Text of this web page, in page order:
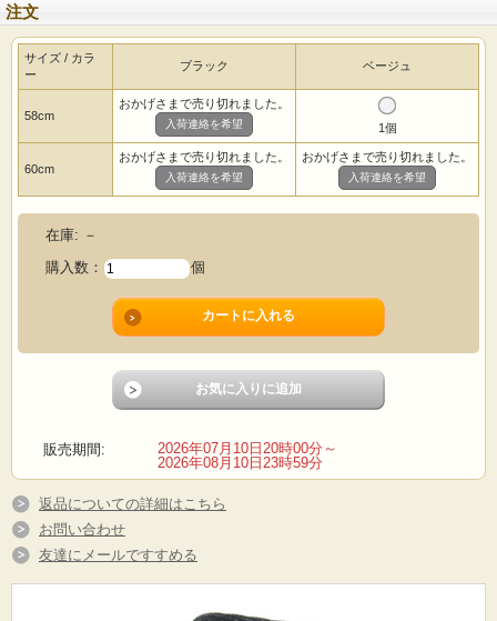
注文
サイズ / カラ
ー
ブラック ベージュ
58cm
おかげさまで売り切れました。
入荷連絡を希望 1個
60cm
おかげさまで売り切れました。
入荷連絡を希望
おかげさまで売り切れました。
入荷連絡を希望
在庫: －
購入数：
個
販売期間:
2026年07月10日20時00分～
2026年08月10日23時59分
返品についての詳細はこちら
お問い合わせ
友達にメールですすめる